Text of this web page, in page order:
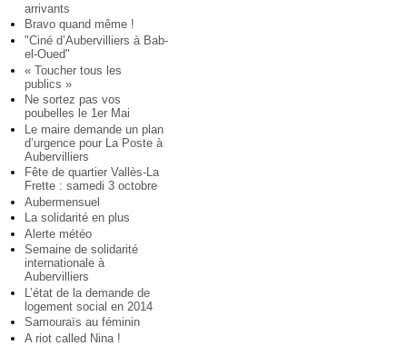
arrivants
Bravo quand même !
"Ciné d’Aubervilliers à Bab-
el-Oued"
« Toucher tous les
publics »
Ne sortez pas vos
poubelles le 1er Mai
Le maire demande un plan
d’urgence pour La Poste à
Aubervilliers
Fête de quartier Vallès-La
Frette : samedi 3 octobre
Aubermensuel
La solidarité en plus
Alerte météo
Semaine de solidarité
internationale à
Aubervilliers
L’état de la demande de
logement social en 2014
Samouraïs au féminin
A riot called Nina !